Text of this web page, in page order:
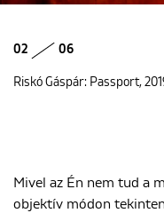
02 06
Riskó Gáspár: Passport,
Mivel az Én nem tud a
objektív módon